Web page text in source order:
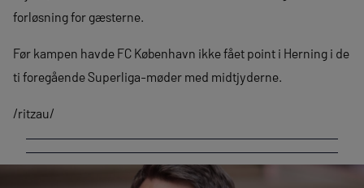
forløsning for gæsterne.
Før kampen havde FC København ikke fået point i Herning i de
ti foregående Superliga-møder med midtjyderne.
/ritzau/